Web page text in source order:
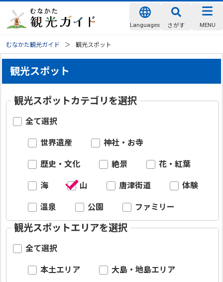
Languages さがす MENU
むなかた観光ガイド 観光スポット
観光スポット
観光スポットカテゴリを選択
全て選択
世界遺産 神社・お寺
歴史・文化 絶景 花・紅葉
海 山 唐津街道 体験
温泉 公園 ファミリー
観光スポットエリアを選択
全て選択
本土エリア 大島・地島エリア